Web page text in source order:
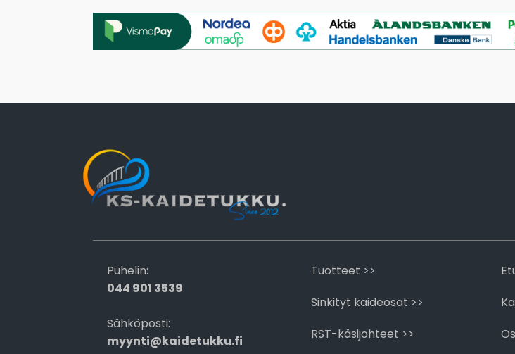
Puhelin:
044 901 3539
Sähköposti:
myynti@kaidetukku.fi
Tuotteet >>
Sinkityt kaideosat >>
RST-käsijohteet >>